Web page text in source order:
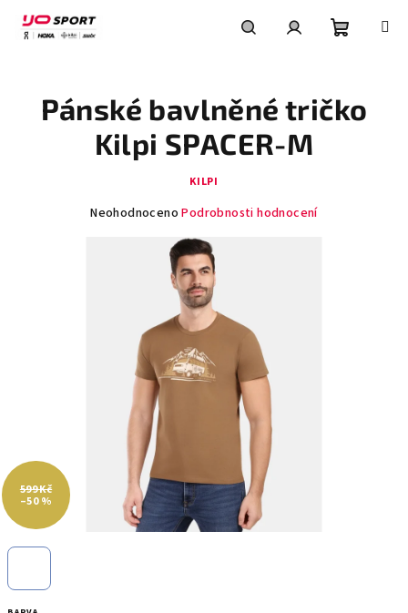
obsah
košík
Pánské bavlněné tričko
Kilpi SPACER-M
KILPI
Průměrné
hvězdiček.
Neohodnoceno Podrobnosti hodnocení
599 Kč
–50 %